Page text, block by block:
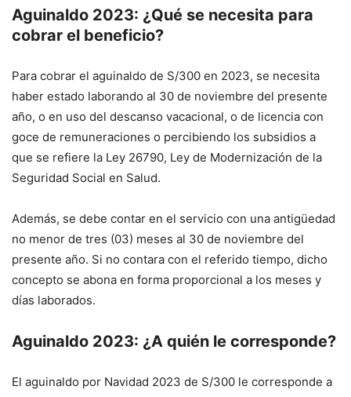
Aguinaldo 2023: ¿Qué se necesita para
cobrar el beneficio?
Para cobrar el aguinaldo de S/300 en 2023, se necesita
haber estado laborando al 30 de noviembre del presente
año, o en uso del descanso vacacional, o de licencia con
goce de remuneraciones o percibiendo los subsidios a
que se refiere la Ley 26790, Ley de Modernización de la
Seguridad Social en Salud.
Además, se debe contar en el servicio con una antigüedad
no menor de tres (03) meses al 30 de noviembre del
presente año. Si no contara con el referido tiempo, dicho
concepto se abona en forma proporcional a los meses y
días laborados.
Aguinaldo 2023: ¿A quién le corresponde?
El aguinaldo por Navidad 2023 de S/300 le corresponde a